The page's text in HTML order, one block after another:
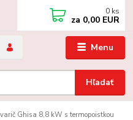
Menu
Hľadať
0 ks
za 0,00 EUR
Ghisa 8,8 kW s termopoistkou